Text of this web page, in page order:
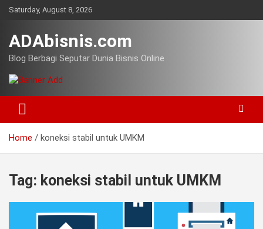
SkipSaturday, August 8, 2026
ADAbisnis.com
Blog Berbagi Seputar Dunia Bisnis Online
Home koneksi stabil untuk UMKM
Tag: koneksi stabil untuk UMKM